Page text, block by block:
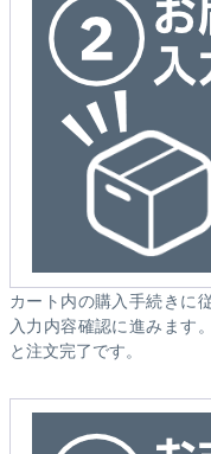
カート内の購入手続きに
入力内容確認に進みます
と注文完了です。